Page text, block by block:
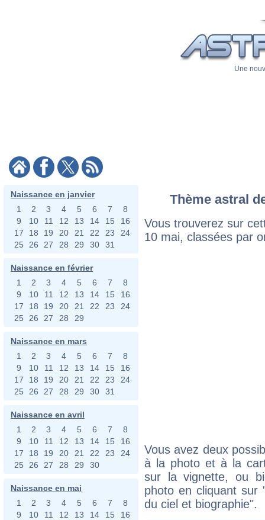
Une
Naissance en janvier
1
2 3 4 5 6 7
8
9
10 11 12 13 14 15
16
17
18 19 20 21 22 23
24
25
26 27 28 29 30 31
Naissance en février
1
2 3 4 5 6 7
8
9
10 11 12 13 14 15
16
17
18 19 20 21 22 23
24
25
26 27 28 29
Naissance en mars
1
2 3 4 5 6 7
8
9
10 11 12 13 14 15
16
17
18 19 20 21 22 23
24
25
26 27 28 29 30 31
Naissance en avril
1
2 3 4 5 6 7
8
9
10 11 12 13 14 15
16
17
18 19 20 21 22 23
24
25
26 27 28 29 30
Naissance en mai
1
2 3 4 5 6 7
8
9
10 11 12 13 14 15
16
Thème astral
Vous trouverez sur
10 mai, classées par
Vous avez deux
à la photo et à la
sur la vignette, ou
photo en cliquant sur
du ciel et biographie".